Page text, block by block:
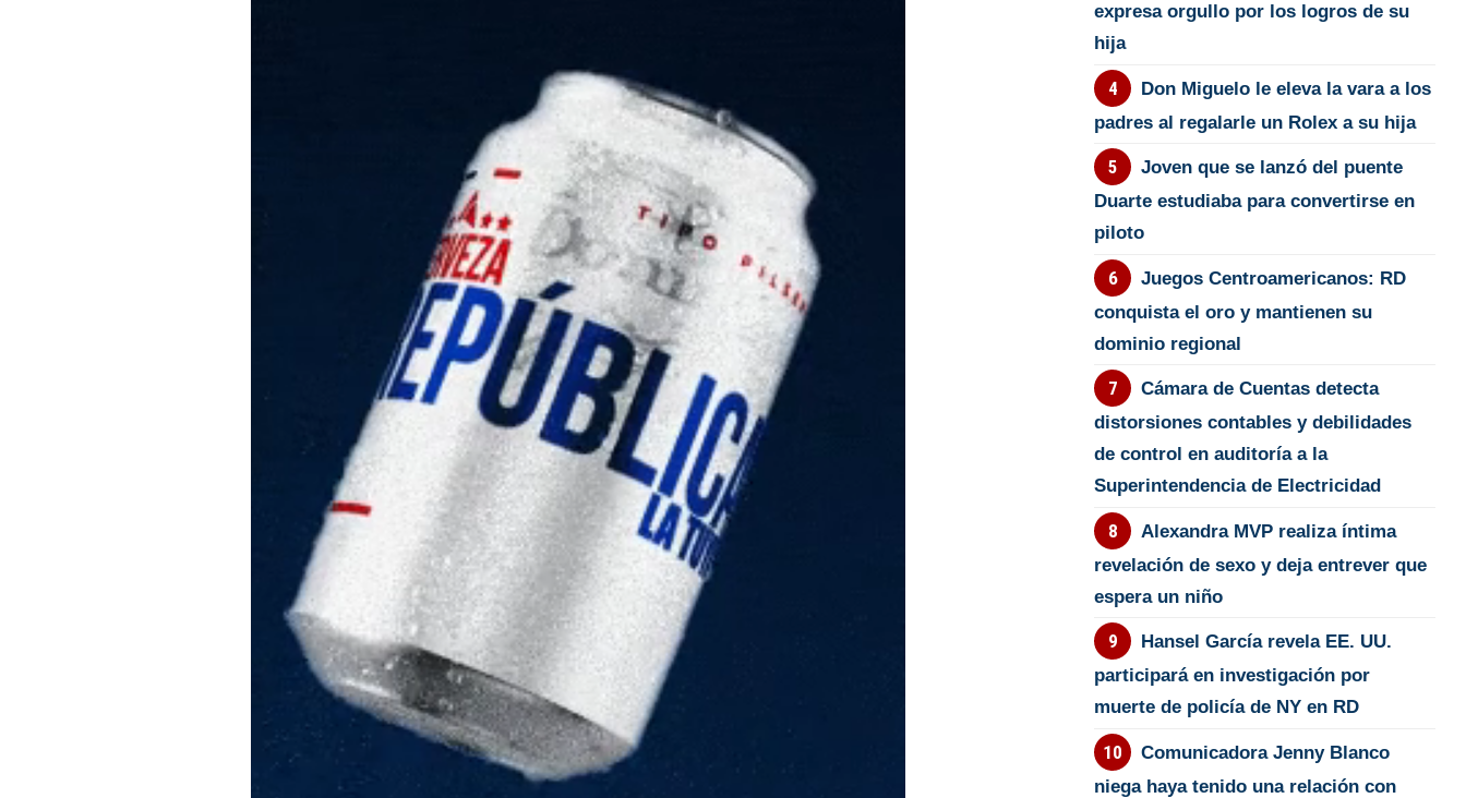
expresa orgullo por los logros de su
hija
Don Miguelo le eleva la vara a los
padres al regalarle un Rolex a su hija
Joven que se lanzó del puente
Duarte estudiaba para convertirse en
piloto
Juegos Centroamericanos: RD
conquista el oro y mantienen su
dominio regional
Cámara de Cuentas detecta
distorsiones contables y debilidades
de control en auditoría a la
Superintendencia de Electricidad
Alexandra MVP realiza íntima
revelación de sexo y deja entrever que
espera un niño
Hansel García revela EE. UU.
participará en investigación por
muerte de policía de NY en RD
Comunicadora Jenny Blanco
niega haya tenido una relación con